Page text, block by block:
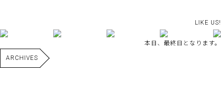
LIKE US!
本日、最終日となります。
ARCHIVES